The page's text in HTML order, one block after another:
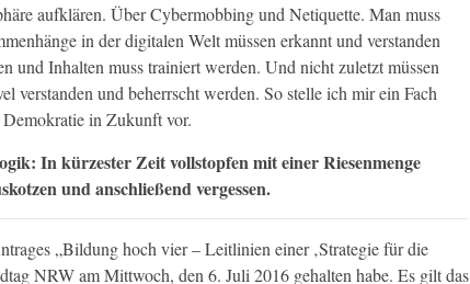
aufklären. Über Cybermobbing und Netiquette. Man muss
in der digitalen Welt müssen erkannt und verstanden
und Inhalten muss trainiert werden. Und nicht zuletzt müssen
verstanden und beherrscht werden. So stelle ich mir ein Fach
in Zukunft vor.
In kürzester Zeit vollstopfen mit einer Riesenmenge
und anschließend vergessen.
„Bildung hoch vier – Leitlinien einer ‚Strategie für die
NRW am Mittwoch, den 6. Juli 2016 gehalten habe. Es gilt das